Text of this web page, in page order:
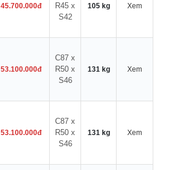
45.700.000đ
R45 x
S42
105 kg Xem
53.100.000đ
C87 x
R50 x
S46
131 kg Xem
53.100.000đ
C87 x
R50 x
S46
131 kg Xem